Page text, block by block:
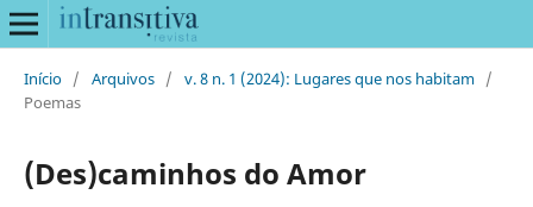
Início / Arquivos / v. 8 n. 1 (2024): Lugares que nos habitam /
Poemas
(Des)caminhos do Amor